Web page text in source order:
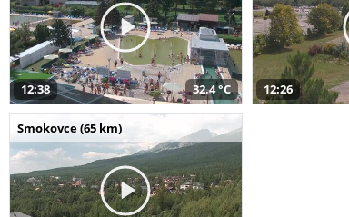
12:38 32,4 °C 12:26
Smokovce (65 km)